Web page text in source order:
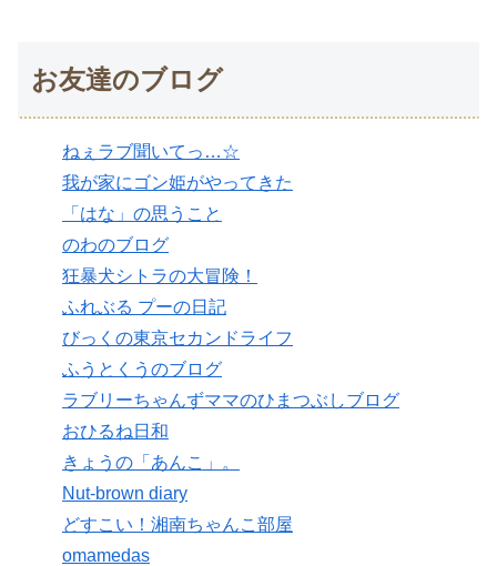
お友達のブログ
ねぇラブ聞いてっ…☆
我が家にゴン姫がやってきた
「はな」の思うこと
のわのブログ
狂暴犬シトラの大冒険！
ふれぶる プーの日記
びっくの東京セカンドライフ
ふうとくうのブログ
ラブリーちゃんずママのひまつぶしブログ
おひるね日和
きょうの「あんこ」。
Nut-brown diary
どすこい！湘南ちゃんこ部屋
omamedas